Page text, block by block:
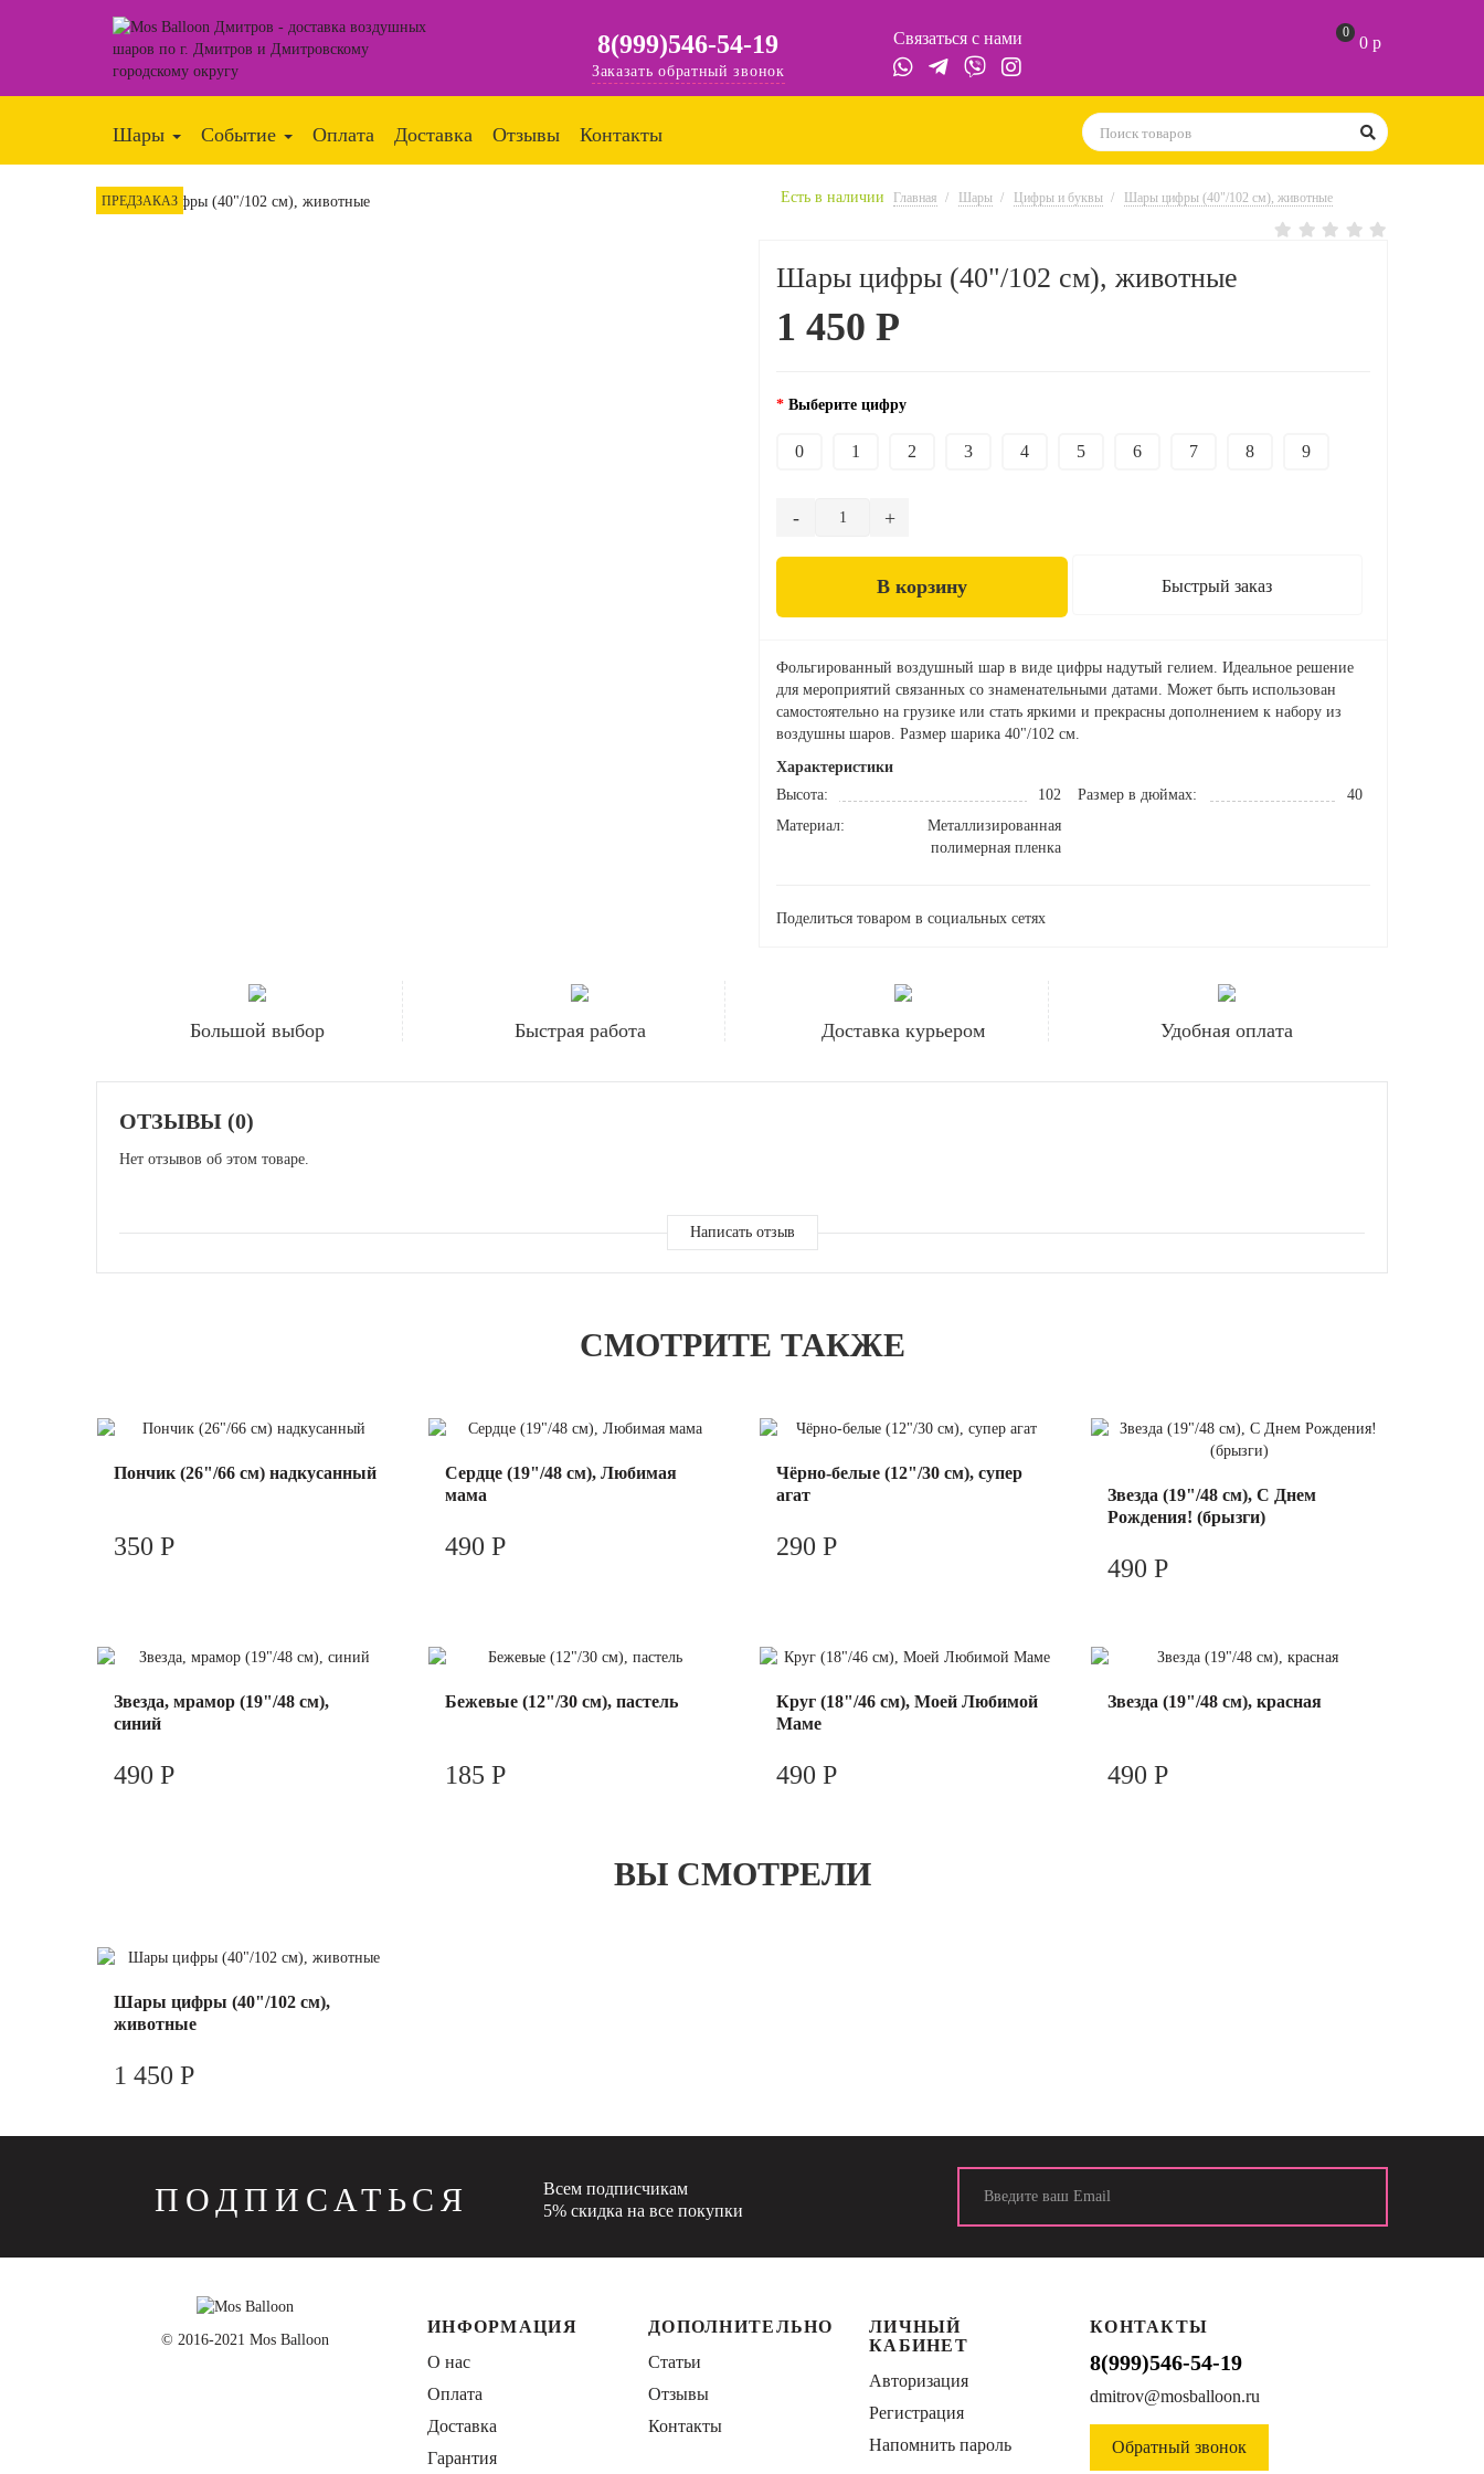
8(999)546-54-19
Заказать обратный звонок
Связаться с нами 0
0 р
Шары Событие Оплата Доставка Отзывы Контакты
ПРЕДЗАКАЗ Главная Шары Цифры и буквы Шары цифры (40"/102 см), животные
Есть в наличии
Шары цифры (40"/102 см), животные
1 450 Р
Выберите цифру
0 1 2 3 4 5 6 7 8 9
В корзину Быстрый заказ
Фольгированный воздушный шар в виде цифры надутый гелием. Идеальное решение
для мероприятий связанных со знаменательными датами. Может быть использован
самостоятельно на грузике или стать яркими и прекрасны дополнением к набору из
воздушны шаров. Размер шарика 40"/102 см.
Характеристики
Высота:
102 Размер в дюймах:
40
Материал:
Металлизированная
полимерная пленка
Поделиться товаром в социальных сетях
Большой выбор Быстрая работа Доставка курьером Удобная оплата
ОТЗЫВЫ (0)
Нет отзывов об этом товаре.
Написать отзыв
СМОТРИТЕ ТАКЖЕ
Пончик (26"/66 см) надкусанный
350 Р
Сердце (19"/48 см), Любимая
мама
490 Р
Чёрно-белые (12"/30 см), супер
агат
290 Р
Звезда (19"/48 см), С Днем
Рождения! (брызги)
490 Р
Звезда, мрамор (19"/48 см),
синий
490 Р
Бежевые (12"/30 см), пастель
185 Р
Круг (18"/46 см), Моей Любимой
Маме
490 Р
Звезда (19"/48 см), красная
490 Р
ВЫ СМОТРЕЛИ
Шары цифры (40"/102 см),
животные
1 450 Р
ПОДПИСАТЬСЯ
Всем подписчикам
5% скидка на все покупки
© 2016-2021 Mos Balloon
ИНФОРМАЦИЯ
О нас
Оплата
Доставка
Гарантия
ДОПОЛНИТЕЛЬНО
Статьи
Отзывы
Контакты
ЛИЧНЫЙ
КАБИНЕТ
Авторизация
Регистрация
Напомнить пароль
КОНТАКТЫ
8(999)546-54-19
dmitrov@mosballoon.ru
Обратный звонок